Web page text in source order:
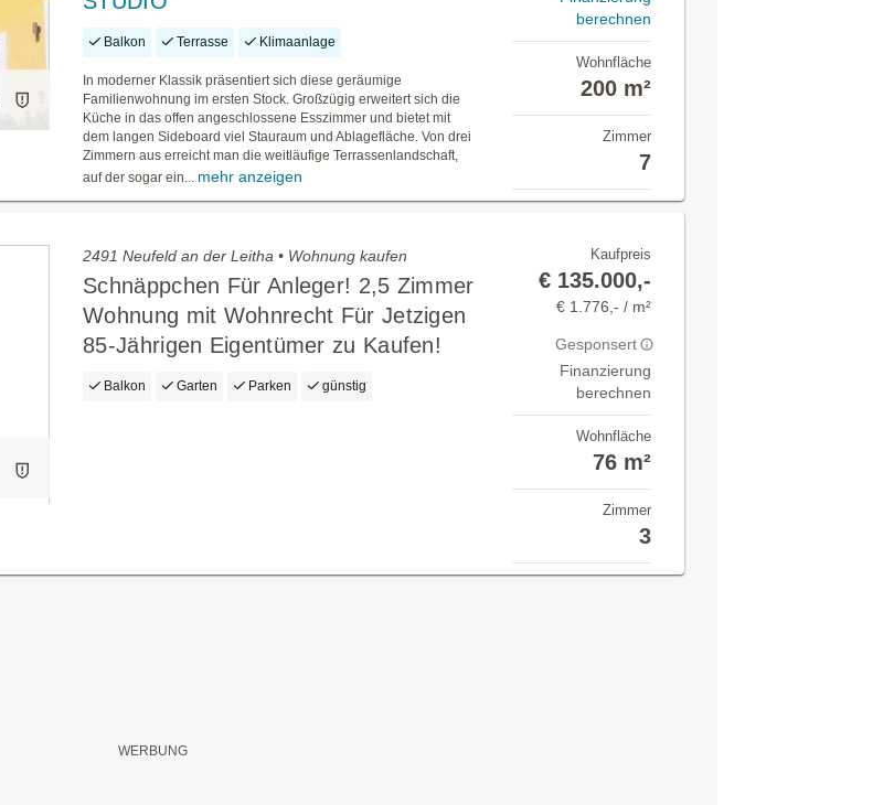
Balkon Terrasse Klimaanlage
In moderner Klassik präsentiert sich diese geräumige
Familienwohnung im ersten Stock. Großzügig erweitert sich die
Küche in das offen angeschlossene Esszimmer und bietet mit
dem langen Sideboard viel Stauraum und Ablagefläche. Von drei
Zimmern aus erreicht man die weitläufige Terrassenlandschaft,
auf der sogar ein... mehr anzeigen
berechnen
Wohnfläche
200 m²
Zimmer
7
2491 Neufeld an der Leitha • Wohnung kaufen
Schnäppchen Für Anleger! 2,5 Zimmer
Wohnung mit Wohnrecht Für Jetzigen
85-Jährigen Eigentümer zu Kaufen!
Balkon Garten Parken günstig
Kaufpreis
€ 135.000,-
€ 1.776,- / m²
Gesponsert
Finanzierung
berechnen
Wohnfläche
76 m²
Zimmer
3